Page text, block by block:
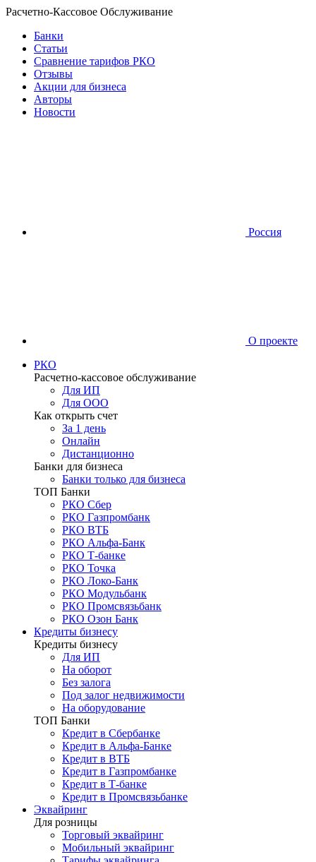
Расчетно-Кассовое Обслуживание
Банки
Статьи
Сравнение тарифов РКО
Отзывы
Акции для бизнеса
Авторы
Новости
Россия
О проекте
РКО
Расчетно-кассовое обслуживание
Для ИП
Для ООО
Как открыть счет
За 1 день
Онлайн
Дистанционно
Банки для бизнеса
Банки только для бизнеса
ТОП Банки
РКО Сбер
РКО Газпромбанк
РКО ВТБ
РКО Альфа-Банк
РКО Т-банке
РКО Точка
РКО Локо-Банк
РКО Модульбанк
РКО Промсвязьбанк
РКО Озон Банк
Кредиты бизнесу
Кредиты бизнесу
Для ИП
На оборот
Без залога
Под залог недвижимости
На оборудование
ТОП Банки
Кредит в Сбербанке
Кредит в Альфа-Банке
Кредит в ВТБ
Кредит в Газпромбанке
Кредит в Т-банке
Кредит в Промсвязьбанке
Эквайринг
Для розницы
Торговый эквайринг
Мобильный эквайринг